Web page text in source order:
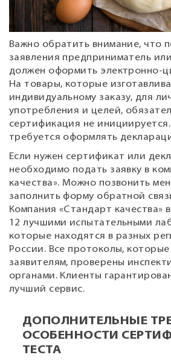
Важно обратить внимание, что
заявления предприниматель
должен оформить электронно-
На товары, которые
индивидуальному заказу, для
употребления и целей,
сертификация не
требуется оформлять
Если нужен сертификат или
необходимо подать заявку в
качества». Можно позвонить
заполнить форму обратной
Компания «Стандарт качества»
12 лучшими испытательными
которые находятся в разных
России. Все протоколы,
заявителям, проверены
органами. Клиенты
лучший сервис.
ДОПОЛНИТЕЛЬНЫЕ
ОСОБЕННОСТИ
ТЕСТА